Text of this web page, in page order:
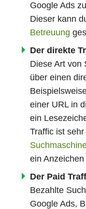
Google Ads
Dieser kann
Betreuung
Der direkte
Diese Art von
über einen
einer URL in
ein
Traffic ist
ein
Der Paid
Bezahlte
Google Ads,